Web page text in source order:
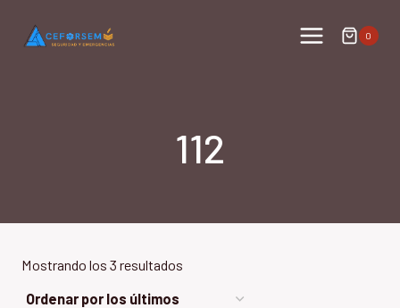
0
112
Mostrando los 3 resultados